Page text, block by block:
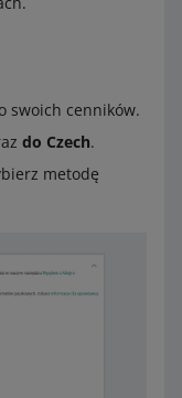
swoich cenników.
do Czech.
metodę